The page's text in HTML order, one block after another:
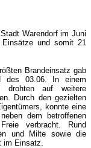
Warendorf im Juni
und somit 21
Brandeinsatz gab
des 03.06. In einem
drohten auf weitere
Durch den gezielten
konnte eine
dem betroffenen
verbracht. Rund
und Milte sowie die
im Einsatz.